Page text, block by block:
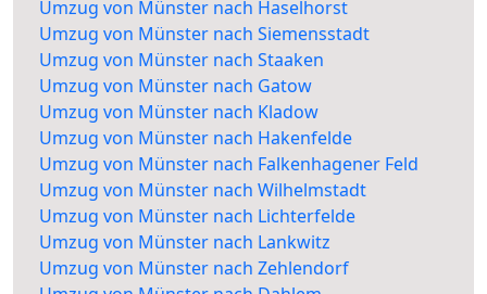
Umzug von Münster nach Haselhorst
Umzug von Münster nach Siemensstadt
Umzug von Münster nach Staaken
Umzug von Münster nach Gatow
Umzug von Münster nach Kladow
Umzug von Münster nach Hakenfelde
Umzug von Münster nach Falkenhagener Feld
Umzug von Münster nach Wilhelmstadt
Umzug von Münster nach Lichterfelde
Umzug von Münster nach Lankwitz
Umzug von Münster nach Zehlendorf